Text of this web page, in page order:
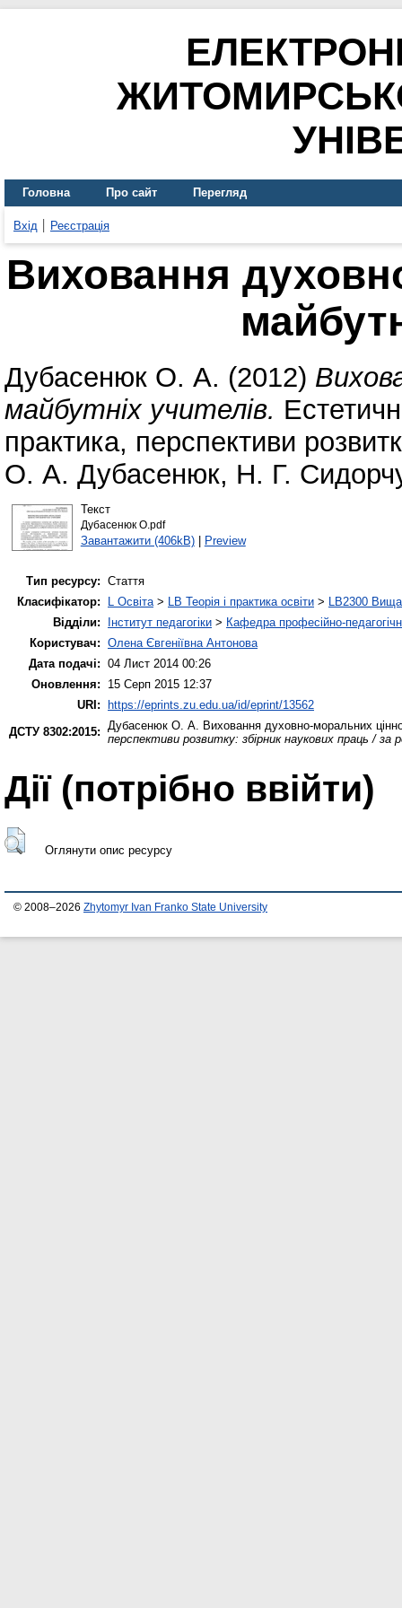
Головна Про сайт Перегляд
Вхід Реєстрація
Виховання
Дубасенюк О. А. (2012)
майбутніх учителів.
практика, перспективи
О. А. Дубасенюк, Н. Г.
Текст
Дубасенюк О.pdf
Завантажити (406kB)| Preview
Тип ресурсу: Стаття
Класифікатор:
L Освіта> LB Теорія і практика освіти > LB2300 Вища
Відділи:
Інститут педагогіки > Кафедра професійно-
Користувач: Олена Євгеніївна Антонова
Дата подачі: 04 Лист 2014 00:26
Оновлення:
15 Серп 2015 12:37
URI:
https://eprints.zu.edu.ua/id/eprint/13562
ДСТУ 8302:2015: Дубасенюк О. А. Виховання духовно-моральних
перспективи розвитку: збірник наукових праць /
Дії ​​(потрібно ввійти)
Оглянути опис ресурсу
© 2008–2026 Zhytomyr Ivan Franko State University